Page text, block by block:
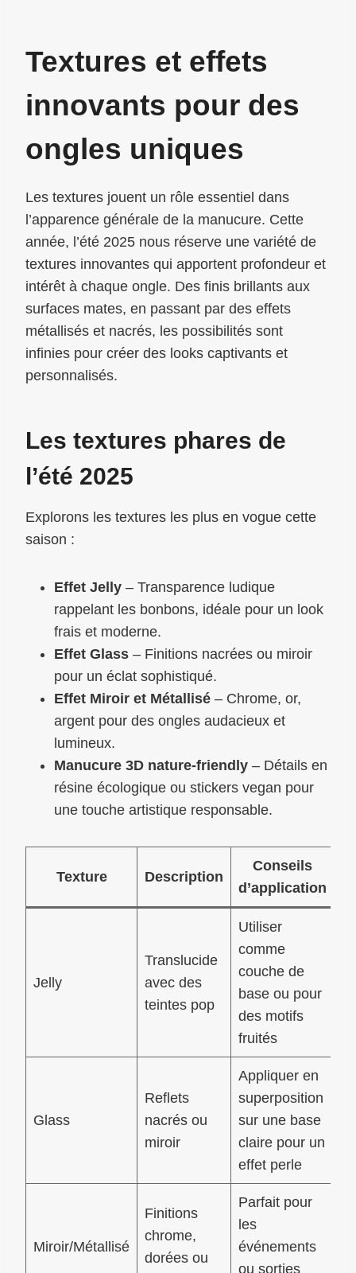
Textures et effets
innovants pour des
ongles uniques
Les textures jouent un rôle essentiel dans
l’apparence générale de la manucure. Cette
année, l’été 2025 nous réserve une variété de
textures innovantes qui apportent profondeur et
intérêt à chaque ongle. Des finis brillants aux
surfaces mates, en passant par des effets
métallisés et nacrés, les possibilités sont
infinies pour créer des looks captivants et
personnalisés.
Les textures phares de
l’été 2025
Explorons les textures les plus en vogue cette
saison :
Effet Jelly – Transparence ludique
rappelant les bonbons, idéale pour un look
frais et moderne.
Effet Glass – Finitions nacrées ou miroir
pour un éclat sophistiqué.
Effet Miroir et Métallisé – Chrome, or,
argent pour des ongles audacieux et
lumineux.
Manucure 3D nature-friendly – Détails en
résine écologique ou stickers vegan pour
une touche artistique responsable.
Texture Description
Conseils
d’application
Jelly
Translucide
avec des
teintes pop
Utiliser
comme
couche de
base ou pour
des motifs
fruités
Glass
Reflets
nacrés ou
miroir
Appliquer en
superposition
sur une base
claire pour un
effet perle
Miroir/Métallisé
Finitions
chrome,
dorées ou
Parfait pour
les
événements
ou sorties